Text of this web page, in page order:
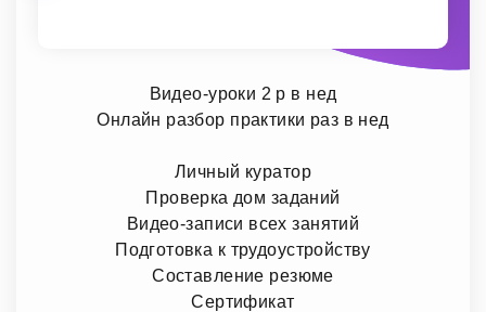
Видео-уроки 2 р в нед
Онлайн разбор практики раз в нед
Личный куратор
Проверка дом заданий
Видео-записи всех занятий
Подготовка к трудоустройству
Составление резюме
Сертификат